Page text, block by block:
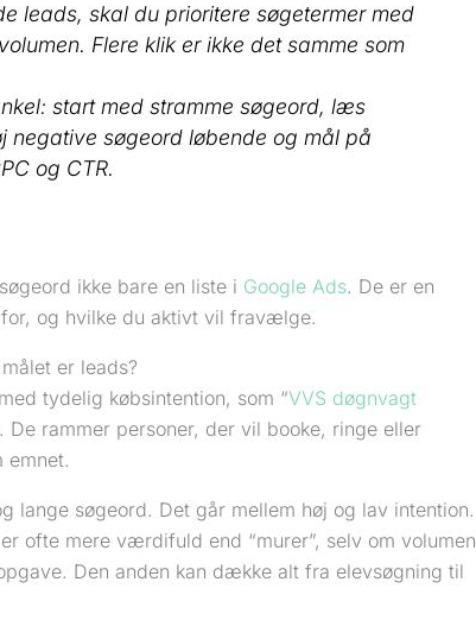
leads, skal du prioritere søgetermer med
Flere klik er ikke det samme som
start med stramme søgeord, læs
negative søgeord løbende og mål på
og CTR.
ikke bare en liste i Google Ads. De er en
og hvilke du aktivt vil fravælge.
er leads?
tydelig købsintention, som “VVS døgnvagt
De rammer personer, der vil booke, ringe eller
emnet.
lange søgeord. Det går mellem høj og lav intention.
ofte mere værdifuld end “murer”, selv om volumen
Den anden kan dække alt fra elevsøgning til